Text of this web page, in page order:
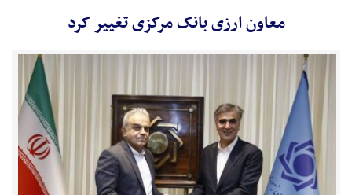
معاون ارزی بانک مرکزی تغییر کرد